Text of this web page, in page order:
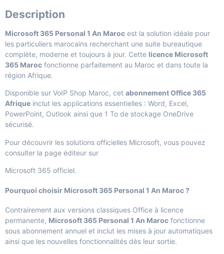
Description
Microsoft 365 Personal 1 An Maroc est la solution idéale pour
les particuliers marocains recherchant une suite bureautique
complète, moderne et toujours à jour. Cette licence Microsoft
365 Maroc fonctionne parfaitement au Maroc et dans toute la
région Afrique.
Disponible sur VoIP Shop Maroc, cet abonnement Office 365
Afrique inclut les applications essentielles : Word, Excel,
PowerPoint, Outlook ainsi que 1 To de stockage OneDrive
sécurisé.
Pour découvrir les solutions officielles Microsoft, vous pouvez
consulter la page éditeur sur
Microsoft 365 officiel.
Pourquoi choisir Microsoft 365 Personal 1 An Maroc ?
Contrairement aux versions classiques Office à licence
permanente, Microsoft 365 Personal 1 An Maroc fonctionne
sous abonnement annuel et inclut les mises à jour automatiques
ainsi que les nouvelles fonctionnalités dès leur sortie.